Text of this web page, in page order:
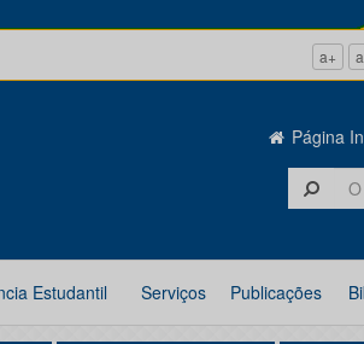
a+
Página
Estudantil Serviços Publicações